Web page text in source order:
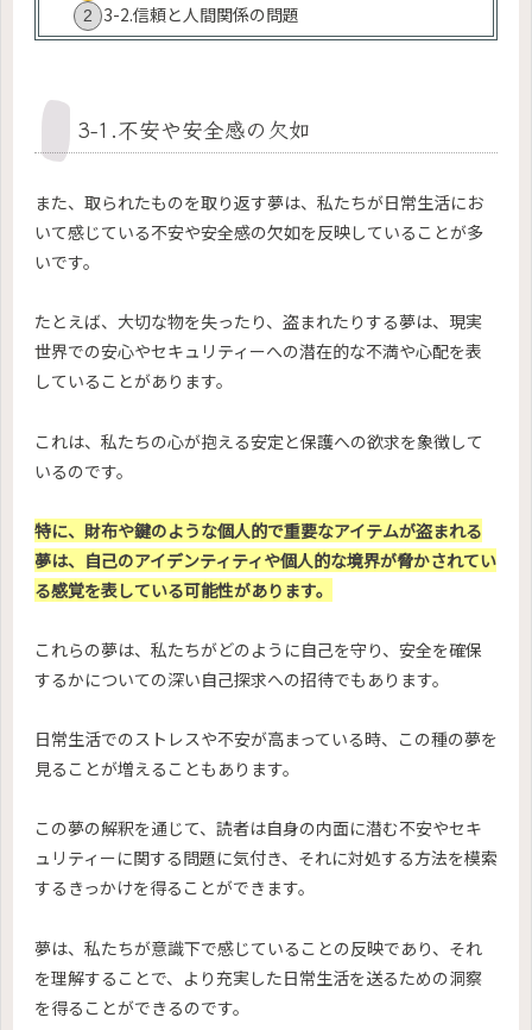
3-2.信頼と人間関係の問題
3-1.不安や安全感の欠如
また、取られたものを取り返す夢は、私たちが日常生活にお
いて感じている不安や安全感の欠如を反映していることが多
いです。
たとえば、大切な物を失ったり、盗まれたりする夢は、現実
世界での安心やセキュリティーへの潜在的な不満や心配を表
していることがあります。
これは、私たちの心が抱える安定と保護への欲求を象徴して
いるのです。
特に、財布や鍵のような個人的で重要なアイテムが盗まれる
夢は、自己のアイデンティティや個人的な境界が脅かされてい
る感覚を表している可能性があります。
これらの夢は、私たちがどのように自己を守り、安全を確保
するかについての深い自己探求への招待でもあります。
日常生活でのストレスや不安が高まっている時、この種の夢を
見ることが増えることもあります。
この夢の解釈を通じて、読者は自身の内面に潜む不安やセキ
ュリティーに関する問題に気付き、それに対処する方法を模索
するきっかけを得ることができます。
夢は、私たちが意識下で感じていることの反映であり、それ
を理解することで、より充実した日常生活を送るための洞察
を得ることができるのです。